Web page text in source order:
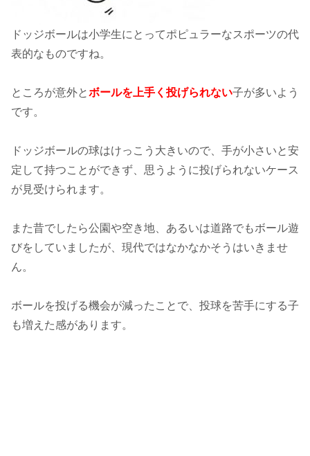
ドッジボールは小学生にとってポピュラーなスポーツの代
表的なものですね。
ところが意外とボールを上手く投げられない子が多いよう
です。
ドッジボールの球はけっこう大きいので、手が小さいと安
定して持つことができず、思うように投げられないケース
が見受けられます。
また昔でしたら公園や空き地、あるいは道路でもボール遊
びをしていましたが、現代ではなかなかそうはいきませ
ん。
ボールを投げる機会が減ったことで、投球を苦手にする子
も増えた感があります。